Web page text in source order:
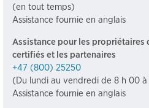
(en tout temps)
Assistance fournie en anglais
Assistance pour les propriétaires
certifiés et les partenaires
+47 (800) 25250
(Du lundi au vendredi de 8 h 00 à
Assistance fournie en anglais